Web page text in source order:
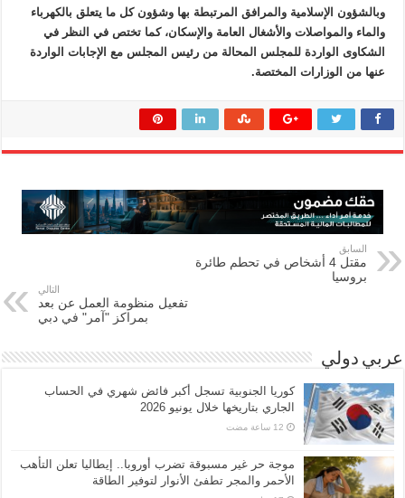
وبالشؤون الإسلامية والمرافق المرتبطة بها وشؤون كل ما يتعلق بالكهرباء
والماء والمواصلات والأشغال العامة والإسكان، كما تختص في النظر في
الشكاوى الواردة للمجلس المحالة من رئيس المجلس مع الإجابات الواردة
عنها من الوزارات المختصة.
السابق
مقتل 4 أشخاص في تحطم طائرة
بروسيا
التالي
تفعيل منظومة العمل عن بعد
بمراكز "آمر" في دبي
عربي دولي
كوريا الجنوبية تسجل أكبر فائض شهري في الحساب
الجاري بتاريخها خلال يونيو 2026
موجة حر غير مسبوقة تضرب أوروبا.. إيطاليا تعلن التأهب
الأحمر والمجر تطفئ الأنوار لتوفير الطاقة